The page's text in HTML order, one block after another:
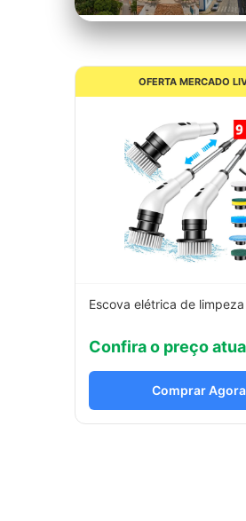
OFERTA MERCADO
Escova elétrica de
Confira o preço
Comprar Agora